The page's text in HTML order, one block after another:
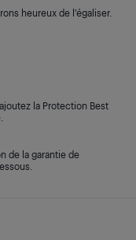
heureux de l’égaliser.
la Protection Best
de la garantie de